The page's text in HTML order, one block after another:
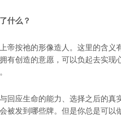
什么？
帝按祂的形像造人。这里的含义
有创造的意愿，可以负起去实现
回应生命的能力、选择之后的真
被发到哪些牌。但是你总是可以